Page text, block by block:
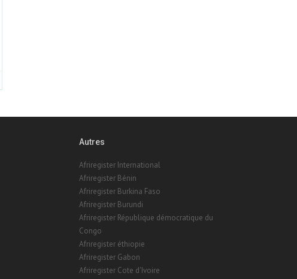
Autres
Afriregister International
Afriregister Bénin
Afriregister Burkina Faso
Afriregister Burundi
Afriregister République démocratique du
Congo
Afriregister éthiopie
Afriregister Gabon
Afriregister Cote d'Ivoire